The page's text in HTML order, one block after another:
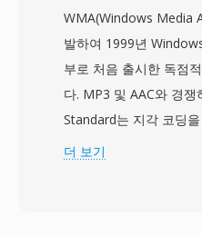
VIDEO_TS 디렉토리에
(VTS_01_1.VOB 등)이
조를 반영합니다. 개별
스템 요구사항을 충족
며, 더 긴 콘텐츠는 여
어집니다. 이 형식은
WMA(Windows Media
발하여 1999년
부로 처음 출시한 독점
다. MP3 및 AAC와 경
Standard는 지각 코딩
64 kbps의 낮은 비트레
더 보기